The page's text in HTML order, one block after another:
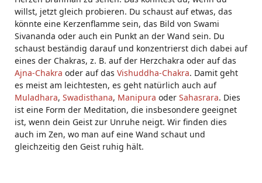
willst, jetzt gleich probieren. Du schaust auf etwas, das
könnte eine Kerzenflamme sein, das Bild von Swami
Sivananda oder auch ein Punkt an der Wand sein. Du
schaust beständig darauf und konzentrierst dich dabei auf
eines der Chakras, z. B. auf der Herzchakra oder auf das
Ajna-Chakra oder auf das Vishuddha-Chakra. Damit geht
es meist am leichtesten, es geht natürlich auch auf
Muladhara, Swadisthana, Manipura oder Sahasrara. Dies
ist eine Form der Meditation, die insbesondere geeignet
ist, wenn dein Geist zur Unruhe neigt. Wir finden dies
auch im Zen, wo man auf eine Wand schaut und
gleichzeitig den Geist ruhig hält.